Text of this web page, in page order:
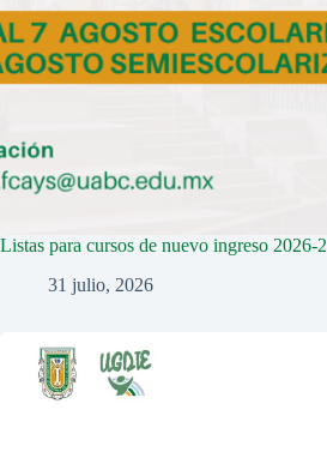
Listas para cursos de nuevo ingreso 2026-2
31 julio, 2026